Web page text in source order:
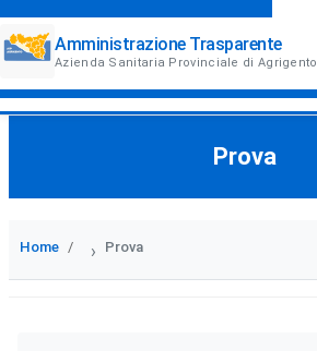
Amministrazione Trasparente
Azienda Sanitaria Provinciale di Agrigento
Prova
Home › Prova